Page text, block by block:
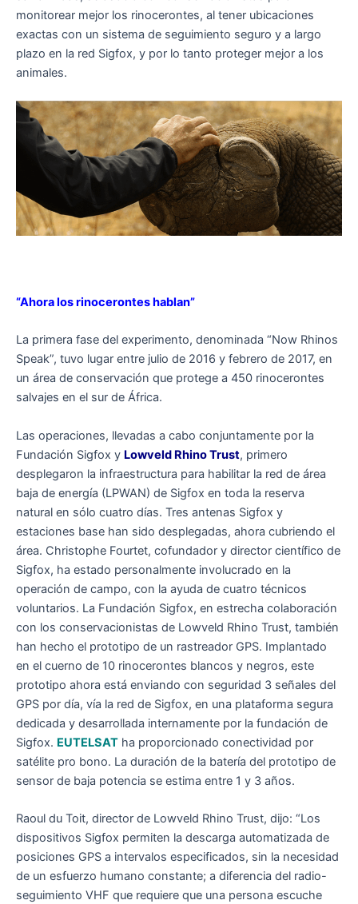
monitorear mejor los rinocerontes, al tener ubicaciones
exactas con un sistema de seguimiento seguro y a largo
plazo en la red Sigfox, y por lo tanto proteger mejor a los
animales.
“Ahora los rinocerontes hablan”
La primera fase del experimento, denominada “Now Rhinos
Speak”, tuvo lugar entre julio de 2016 y febrero de 2017, en
un área de conservación que protege a 450 rinocerontes
salvajes en el sur de África.
Las operaciones, llevadas a cabo conjuntamente por la
Fundación Sigfox y Lowveld Rhino Trust, primero
desplegaron la infraestructura para habilitar la red de área
baja de energía (LPWAN) de Sigfox en toda la reserva
natural en sólo cuatro días. Tres antenas Sigfox y
estaciones base han sido desplegadas, ahora cubriendo el
área. Christophe Fourtet, cofundador y director científico de
Sigfox, ha estado personalmente involucrado en la
operación de campo, con la ayuda de cuatro técnicos
voluntarios. La Fundación Sigfox, en estrecha colaboración
con los conservacionistas de Lowveld Rhino Trust, también
han hecho el prototipo de un rastreador GPS. Implantado
en el cuerno de 10 rinocerontes blancos y negros, este
prototipo ahora está enviando con seguridad 3 señales del
GPS por día, vía la red de Sigfox, en una plataforma segura
dedicada y desarrollada internamente por la fundación de
Sigfox. EUTELSAT ha proporcionado conectividad por
satélite pro bono. La duración de la batería del prototipo de
sensor de baja potencia se estima entre 1 y 3 años.
Raoul du Toit, director de Lowveld Rhino Trust, dijo: “Los
dispositivos Sigfox permiten la descarga automatizada de
posiciones GPS a intervalos especificados, sin la necesidad
de un esfuerzo humano constante; a diferencia del radio-
seguimiento VHF que requiere que una persona escuche